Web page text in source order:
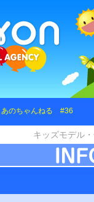
あのちゃんねる #36
キッズモデル